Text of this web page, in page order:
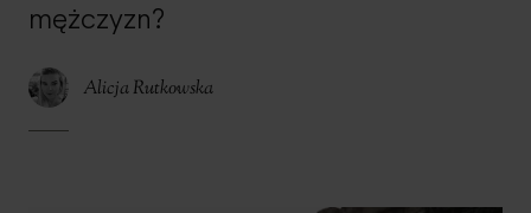
mężczyzn?
Alicja Rutkowska